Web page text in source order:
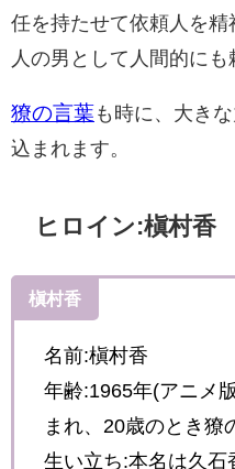
任を持たせて依頼人を
人の男として人間的にも
獠の言葉 も時に、大き
込まれます。
ヒロイン:槇村香
槇村香
名前:槇村香
年齢:1965年(アニメ
まれ、 20歳のとき獠
生い立ち:本名は久石